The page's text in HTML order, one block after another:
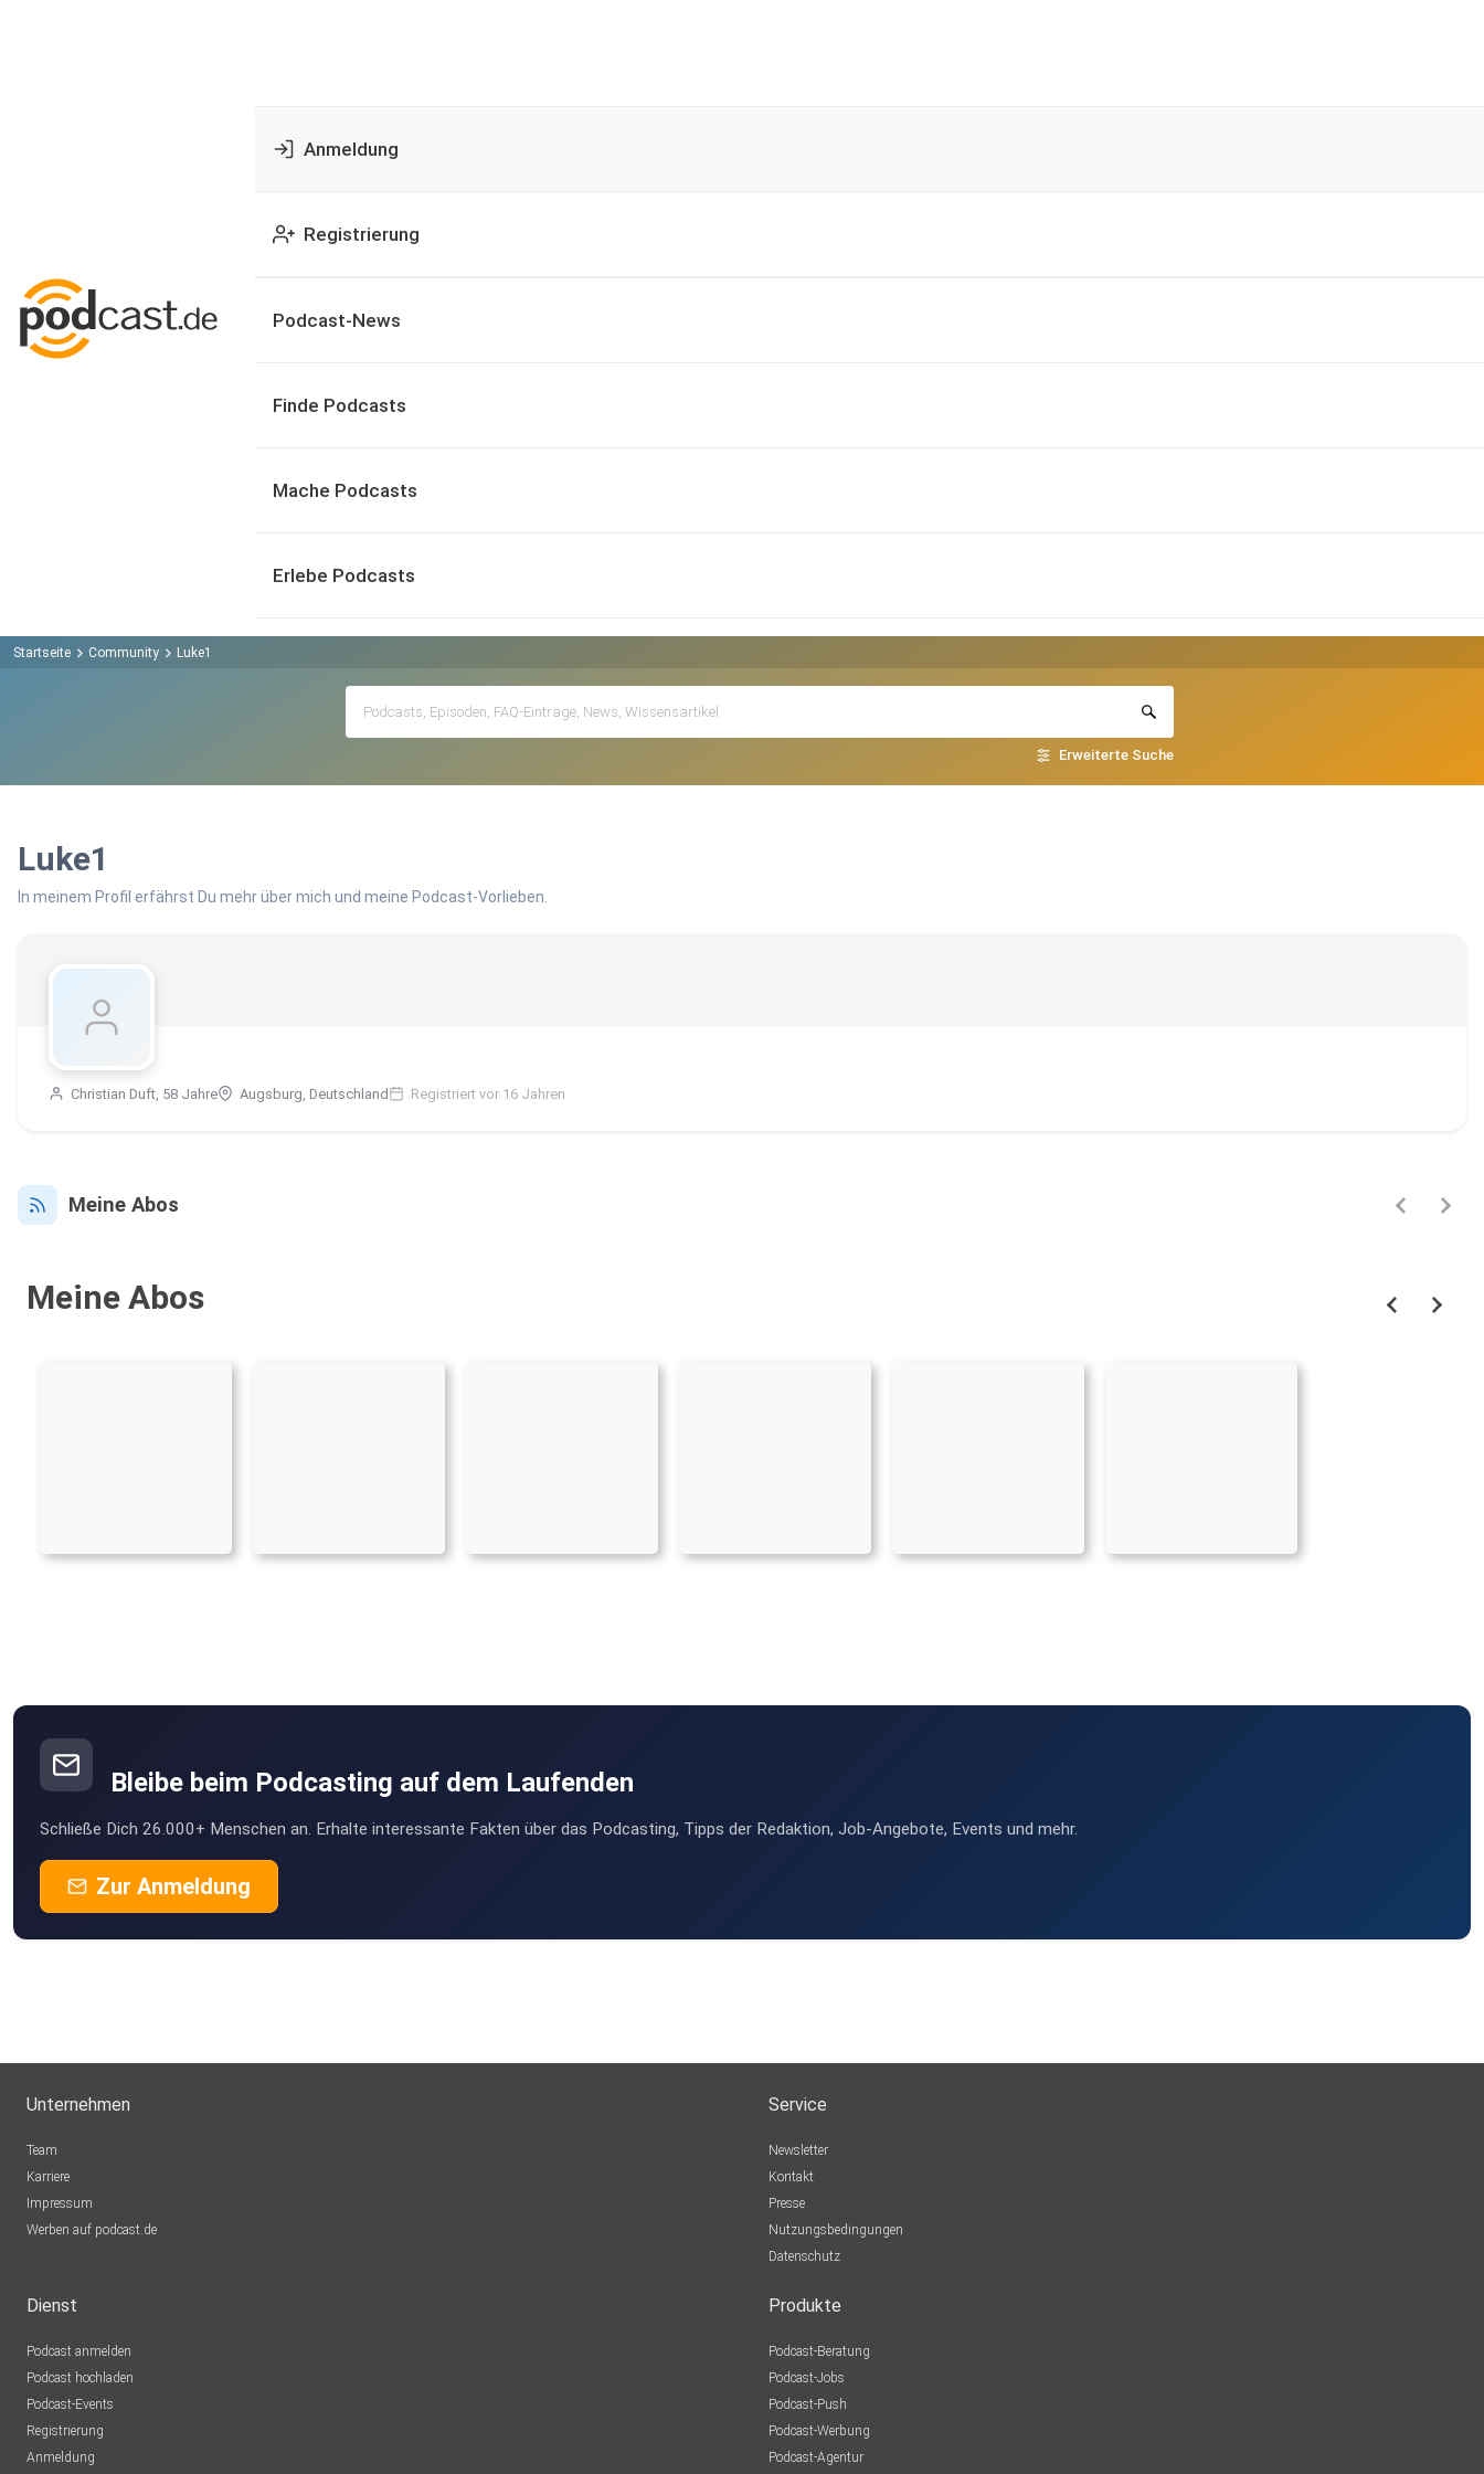
Anmeldung
Registrierung
Podcast-News
Finde Podcasts
Mache Podcasts
Erlebe Podcasts
Startseite Community Luke1
Erweiterte Suche
Luke1
In meinem Profil erfährst Du mehr über mich und meine Podcast-Vorlieben.
Christian Duft, 58 Jahre Augsburg, Deutschland Registriert vor 16 Jahren
Meine Abos
Meine Abos
Bleibe beim Podcasting auf dem Laufenden
Schließe Dich 26.000+ Menschen an. Erhalte interessante Fakten über das Podcasting, Tipps der Redaktion, Job-Angebote, Events und mehr.
Zur Anmeldung
Unternehmen
Team
Karriere
Impressum
Werben auf podcast.de
Service
Newsletter
Kontakt
Presse
Nutzungsbedingungen
Datenschutz
Dienst
Podcast anmelden
Podcast hochladen
Podcast-Events
Registrierung
Anmeldung
Produkte
Podcast-Beratung
Podcast-Jobs
Podcast-Push
Podcast-Werbung
Podcast-Agentur